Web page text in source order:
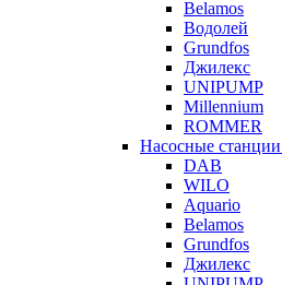
Belamos
Водолей
Grundfos
Джилекс
UNIPUMP
Millennium
ROMMER
Насосные станции
DAB
WILO
Aquario
Belamos
Grundfos
Джилекс